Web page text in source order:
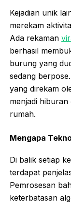
Kejadian unik
merekam
Ada rekaman
berhasil
burung yang
sedang
yang direkam
menjadi
rumah.
Mengapa
Di balik setiap
terdapat
Pemrosesan
keterbatasan